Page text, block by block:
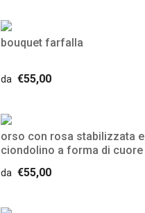
bouquet farfalla
da€55,00
orso con rosa stabilizzata e
ciondolino a forma di cuore
da€55,00